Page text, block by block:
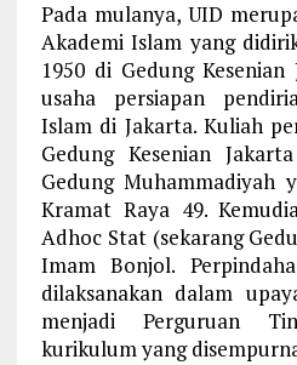
Pada mulanya, UID
Akademi Islam yang
1950 di Gedung
usaha persiapan
Islam di Jakarta. Kuliah
Gedung Kesenian
Gedung Muhammadiyah
Kramat Raya 49.
Adhoc Stat (sekarang
Imam Bonjol.
dilaksanakan dalam
menjadi Perguruan
kurikulum yang